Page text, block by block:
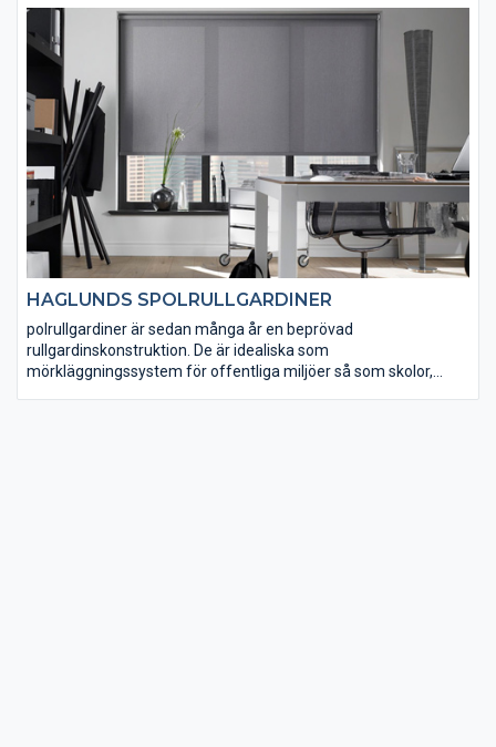
HAGLUNDS SPOLRULLGARDINER
polrullgardiner är sedan många år en beprövad
rullgardinskonstruktion. De är idealiska som
mörkläggningssystem för offentliga miljöer så som skolor,